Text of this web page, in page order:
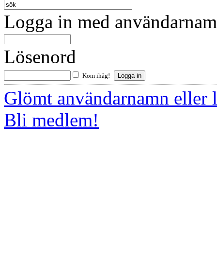
Logga in med
Lösenord
Kom ihåg!
Glömt användarnamn eller
Bli medlem!